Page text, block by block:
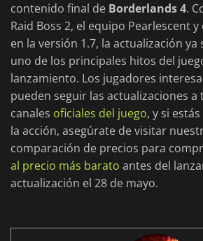
contenido final de Borderlands 4.
Raid Boss 2, el equipo Pearlescent y
en la versión 1.7, la actualización ya
uno de los principales hitos del
lanzamiento. Los jugadores
pueden seguir las actualizaciones a
canales oficiales del juego, y si
la acción, asegúrate de visitar
comparación de precios para
al precio más barato antes del
actualización el 28 de mayo.